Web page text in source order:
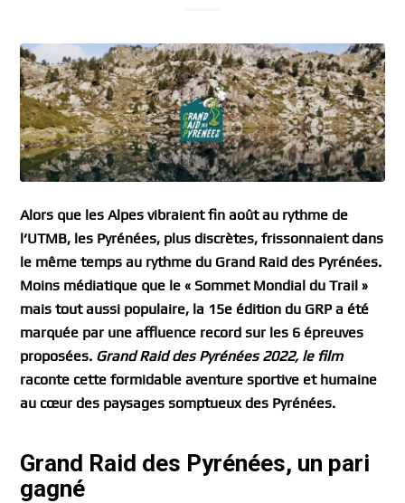
Alors que les Alpes vibraient fin août au rythme de
l’UTMB, les Pyrénées, plus discrètes, frissonnaient dans
le même temps au rythme du Grand Raid des Pyrénées.
Moins médiatique que le « Sommet Mondial du Trail »
mais tout aussi populaire, la 15e édition du GRP a été
marquée par une affluence record sur les 6 épreuves
proposées. Grand Raid des Pyrénées 2022, le film
raconte cette formidable aventure sportive et humaine
au cœur des paysages somptueux des Pyrénées.
Grand Raid des Pyrénées, un pari
gagné